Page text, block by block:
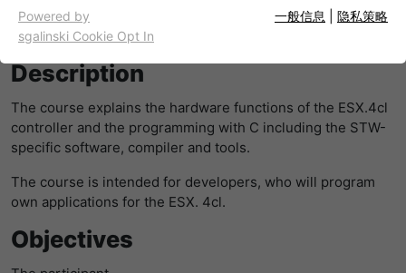
价格
Description
The course explains the hardware functions of the ESX.4cl
controller and the programming with C including the STW-
specific software, compiler and tools.
The course is intended for developers, who will program
own applications for the ESX. 4cl.
Objectives
网站的基本功能需要基本cookies，以确保网站正常运行。
名字 cookie_optin
提供者 TYPO3
寿命 一年
出于统计目的的Cookies
这些cookies用于确定访问和访问我们的网站。这为我们提供了
一些信息，说明我们网站的哪些区域受欢迎，哪些区域没有那
么频繁地受访问。基于从中获取的知识，我们可以进一步优化
我们的网站。当然，记录信息是匿名处理的。
名字
提供者
Empfehlungsbund/Jobwidget
Powered by
sgalinski Cookie Opt In
一般信息 隐私策略